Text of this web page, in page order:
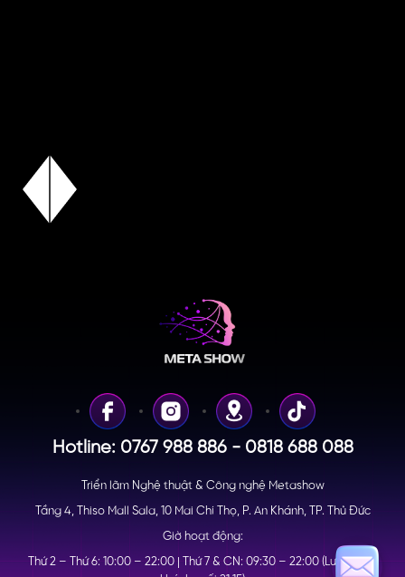
Hotline: 0767 988 886 - 0818 688 088
Triển lãm Nghệ thuật & Công nghệ Metashow
Tầng 4, Thiso Mall Sala, 10 Mai Chí Thọ, P. An Khánh, TP. Thủ Đức
Giờ hoạt động:
Thứ 2 – Thứ 6: 10:00 – 22:00 | Thứ 7 & CN: 09:30 – 22:00 (Lượt nhận